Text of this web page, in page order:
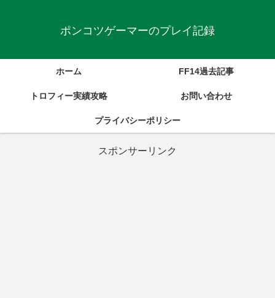
ポンコツゲーマーのプレイ記録
ホーム FF14過去記事
トロフィー実績攻略 お問い合わせ
プライバシーポリシー
スポンサーリンク